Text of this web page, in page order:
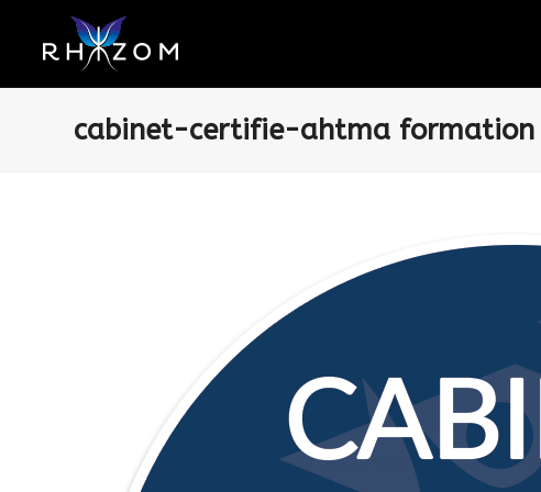
cabinet-certifie-ahtma formation